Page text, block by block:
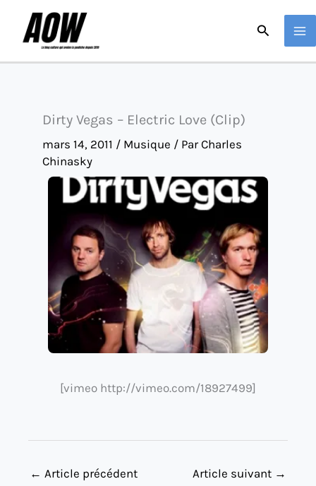
Dirty Vegas – Electric Love (Clip)
mars 14, 2011 / Musique / ParCharles
Chinasky
[vimeo http://vimeo.com/18927499]
← Article précédent Article suivant →